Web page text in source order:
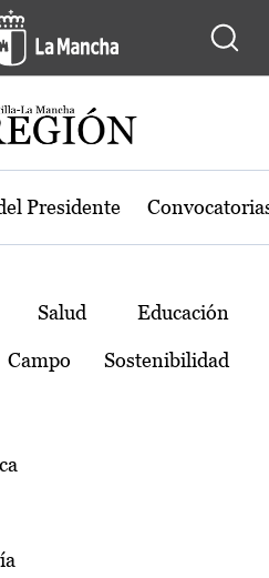
de Castilla-La
Presidente
Salud Educación
Campo Sostenibilidad